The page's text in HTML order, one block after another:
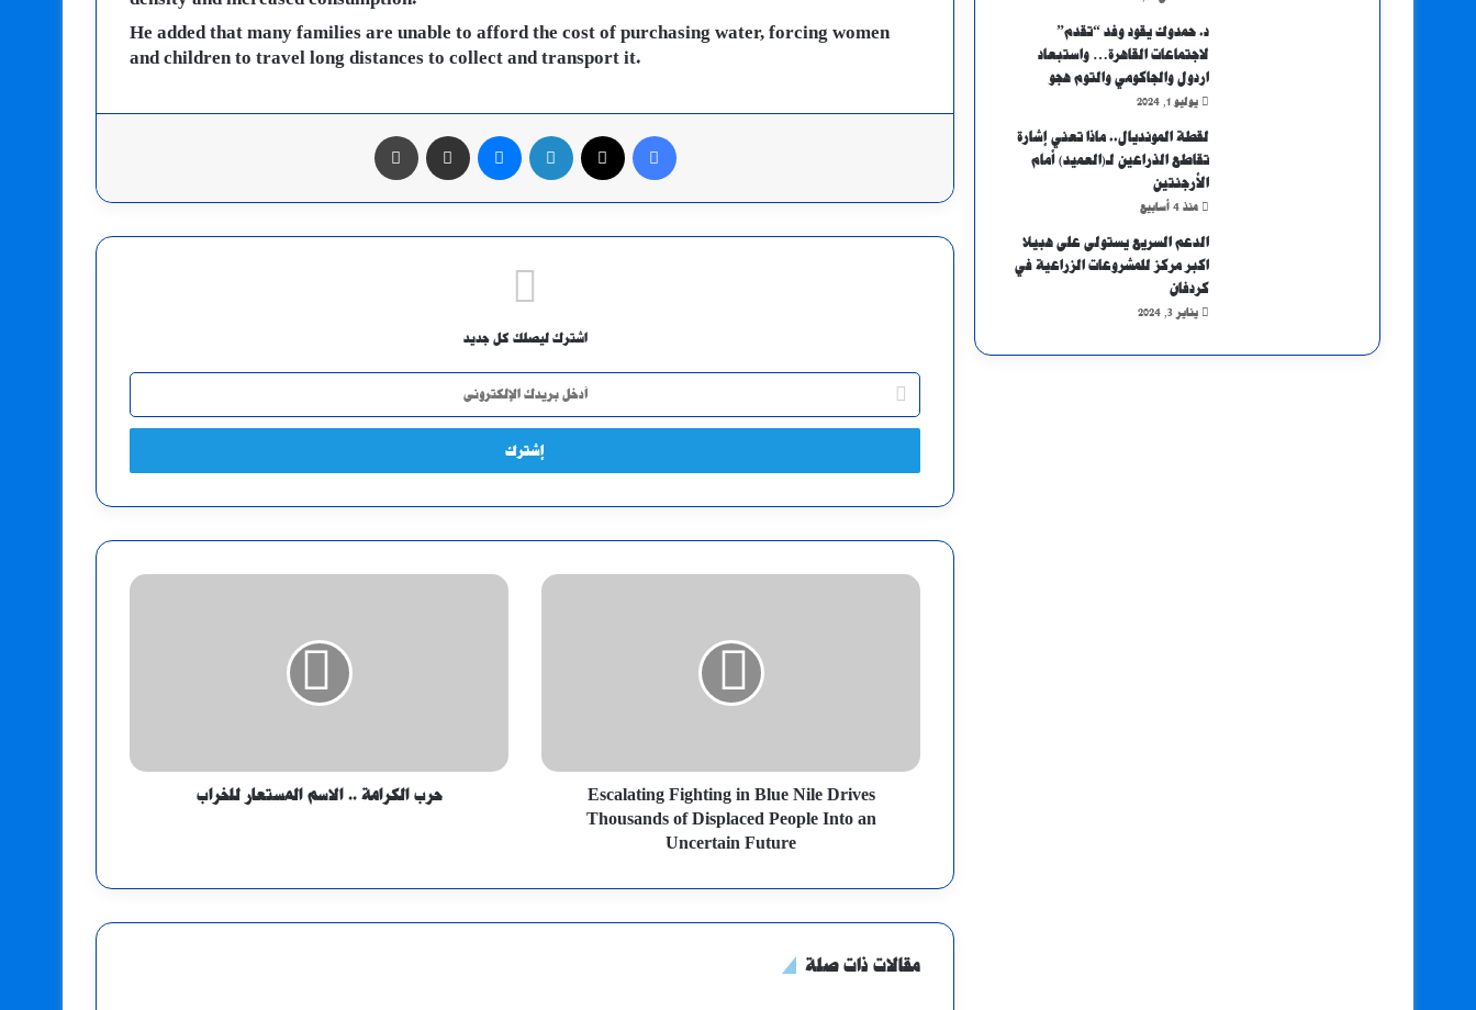
He added that many families are unable to afford the cost of purchasing water, forcing women
and children to travel long distances to collect and transport it.
فيسبوك لينكدإن ماسنجر مشاركة عبر البريد
اشترك ليصلك كل جديد
أدخل
بريدك
الإلكتروني
Escalating Fighting in Blue Nile Drives
Thousands of Displaced People Into an
Uncertain Future
حرب الكرامة .. الاسم المستعار للخراب
مقالات ذات صلة
د. حمدوك يقود وفد “تقدم”
لاجتماعات القاهرة… واستبعاد
اردول والجاكومي والتوم هجو
يوليو 1, 2024
لقطة المونديال.. ماذا تعني إشارة
تقاطع الذراعين لـ(العميد) أمام
الأرجنتين
منذ 4 أسابيع
الدعم السريع يستولى على هبيلا
اكبر مركز للمشروعات الزراعية في
كردفان
يناير 3, 2024